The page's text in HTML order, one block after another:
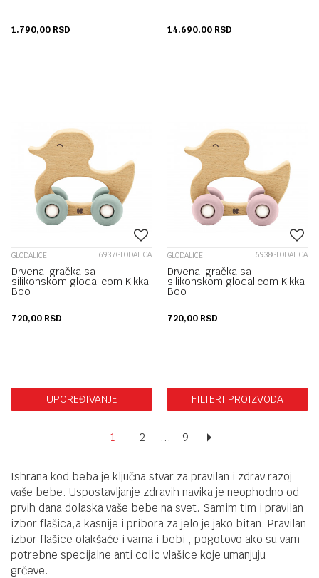
1.790,00 RSD 14.690,00 RSD
GLODALICE 6937GLODALICA
Drvena igračka sa
silikonskom glodalicom Kikka
Boo
720,00 RSD
GLODALICE 6938GLODALICA
Drvena igračka sa
silikonskom glodalicom Kikka
Boo
720,00 RSD
UPOREĐIVANJE FILTERI PROIZVODA
1 2 ... 9
Ishrana kod beba je ključna stvar za pravilan i zdrav razoj
vaše bebe. Uspostavljanje zdravih navika je neophodno od
prvih dana dolaska vaše bebe na svet. Samim tim i pravilan
izbor flašica,a kasnije i pribora za jelo je jako bitan. Pravilan
izbor flašice olakšaće i vama i bebi , pogotovo ako su vam
potrebne specijalne anti colic vlašice koje umanjuju
grčeve.